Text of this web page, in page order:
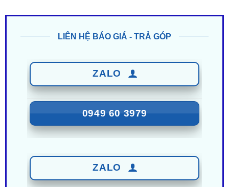
0949 60 3979
0987 801 029